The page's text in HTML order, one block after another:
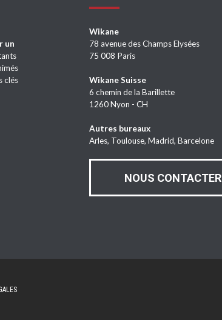
un
clés
Wikane
78 avenue des Champs Elysées
75 008 Paris
Wikane Suisse
6 chemin de la Barillette
1260 Nyon - CH
Autres bureaux
Arles, Toulouse, Madrid, Barcelone
NOUS CONTACTER